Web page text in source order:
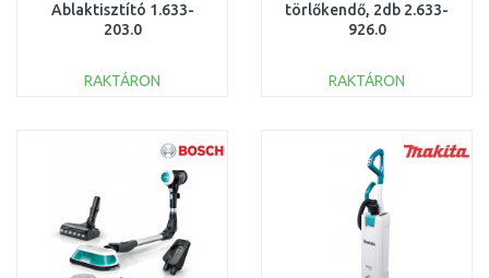
Ablaktisztító 1.633-
203.0
RAKTÁRON
Összehasonlítás
törlőkendő, 2db 2.633-
926.0
RAKTÁRON
Összehasonlítás